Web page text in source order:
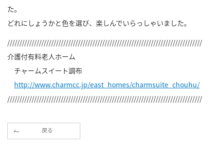
た。
どれにしょうかと色を選び、楽しんでいらっしゃいました。
////////////////////////////////////////////////////////////////////////////////
介護付有料老人ホーム
チャームスイート調布
http://www.charmcc.jp/east_homes/charmsuite_chouhu/
////////////////////////////////////////////////////////////////////////////////
戻る